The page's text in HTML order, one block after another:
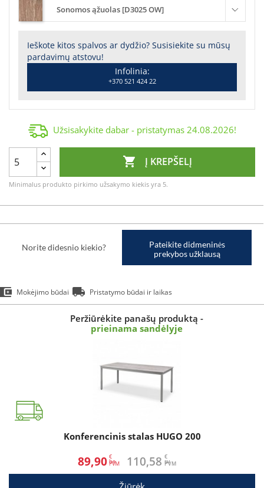
Sonomos ąžuolas [D3025 OW]
Ieškote kitos spalvos ar dydžio? Susisiekite su mūsų
pardavimų atstovu!
Infolinia:
+370 521 424 22
Užsisakykite dabar - pristatymas 24.08.2026!
 Į KREPŠELĮ
Minimalus produkto pirkimo užsakymo kiekis yra 5.
Norite didesnio kiekio?
Pateikite didmeninės
prekybos užklausą
Mokėjimo būdai Pristatymo būdai ir laikas
Peržiūrėkite panašų produktą -
prieinama sandėlyje
Konferencinis stalas HUGO 200
89,90€
be PVM 110,58€
su PVM